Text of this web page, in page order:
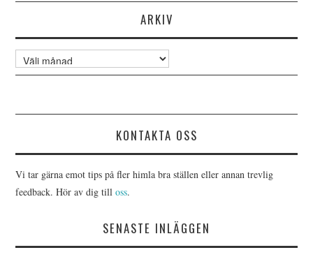
ARKIV
Arkiv
KONTAKTA OSS
Vi tar gärna emot tips på fler himla bra ställen eller annan trevlig
feedback. Hör av dig tilloss.
SENASTE INLÄGGEN